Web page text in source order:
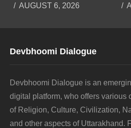
AUGUST 6, 2026
Devbhoomi Dialogue
Devbhoomi Dialogue is an
digital platform, who offers various
of Religion, Culture, Civilization,
and other aspects of Uttarakhand.